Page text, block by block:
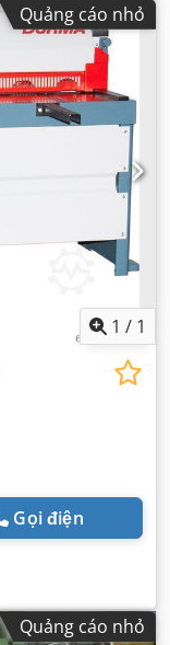
Quảng cáo nhỏ
1 / 1
Gọi điện
Quảng cáo nhỏ